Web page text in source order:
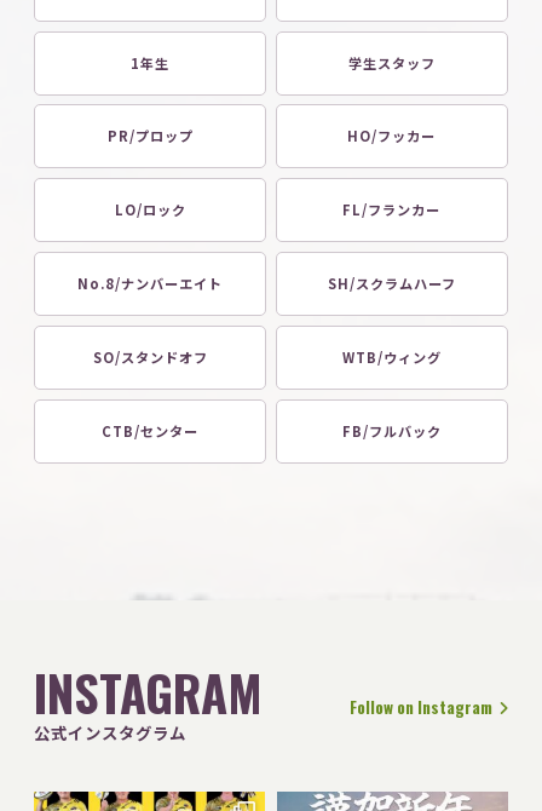
1年生 学生スタッフ
PR/プロップ HO/フッカー
LO/ロック FL/フランカー
No.8/ナンバーエイト SH/スクラムハーフ
SO/スタンドオフ WTB/ウィング
CTB/センター FB/フルバック
INSTAGRAM
公式インスタグラム
Follow on Instagram